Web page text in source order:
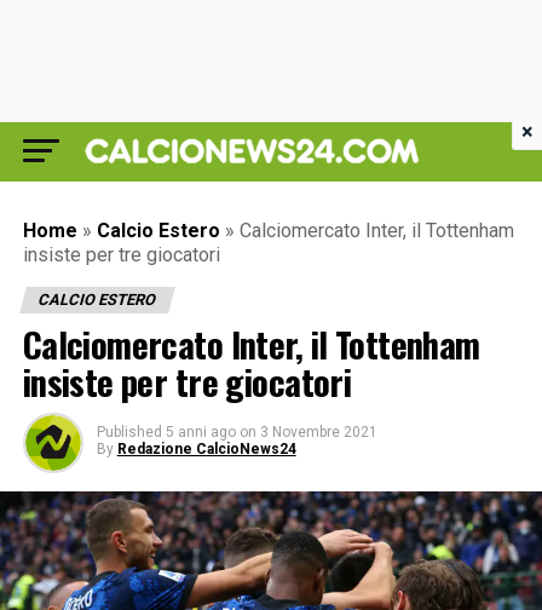
Home » Calcio Estero » Calciomercato Inter, il Tottenham
insiste per tre giocatori
CALCIO ESTERO
Calciomercato Inter, il Tottenham
insiste per tre giocatori
Published 5 anni ago on 3 Novembre 2021
By Redazione CalcioNews24
×